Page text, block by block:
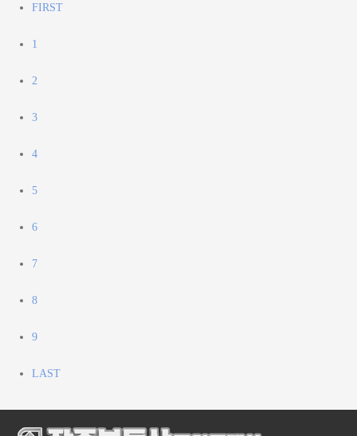
FIRST
1
2
3
4
5
6
7
8
9
LAST